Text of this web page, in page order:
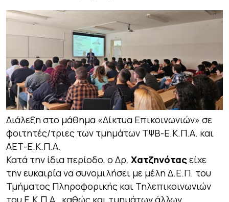
Διάλεξη στο μάθημα «Δίκτυα Επικοινωνιών» σε
φοιτητές/τριες των τμημάτων ΤΨΒ-Ε.Κ.Π.Α. και
ΑΕΤ-Ε.Κ.Π.Α.
Κατά την ίδια περίοδο, ο Δρ. Χατζηνότας είχε
την ευκαιρία να συνομιλήσει με μέλη Δ.Ε.Π. του
Τμήματος Πληροφορικής και Τηλεπικοινωνιών